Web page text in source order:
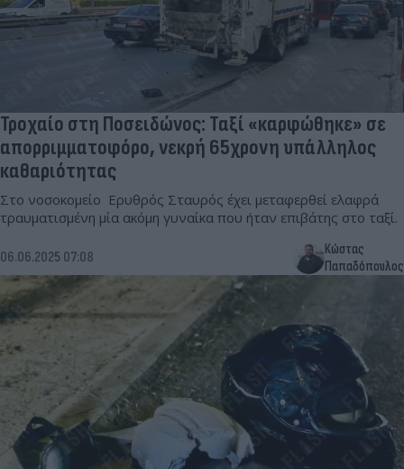
Τροχαίο στη Ποσειδώνος: Ταξί «καρφώθηκε» σε
απορριμματοφόρο, νεκρή 65χρονη υπάλληλος
καθαριότητας
Στο νοσοκομείο Ερυθρός Σταυρός έχει μεταφερθεί ελαφρά
τραυματισμένη μία ακόμη γυναίκα που ήταν επιβάτης στο ταξί.
06.06.2025 07:08
Κώστας
Παπαδόπουλος